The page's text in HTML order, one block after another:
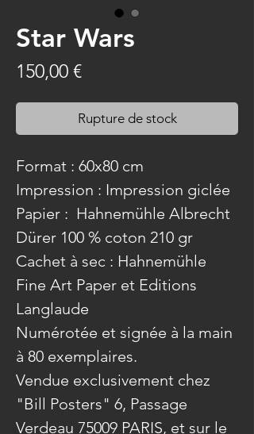
Star Wars
150,00 €Prix
Rupture de stock
Format : 60x80 cm
Impression : Impression giclée
Papier : Hahnemühle Albrecht
Dürer 100 % coton 210 gr
Cachet à sec : Hahnemühle
Fine Art Paper et Editions
Langlaude
Numérotée et signée à la main
à 80 exemplaires.
Vendue exclusivement chez
"Bill Posters" 6, Passage
Verdeau 75009 PARIS, et sur le